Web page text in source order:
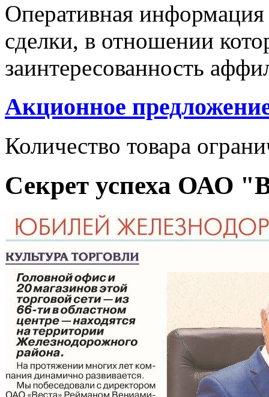
Оперативная
сделки, в отношении
заинтересованность
Акционное
Количество товара
Секрет успеха ОАО